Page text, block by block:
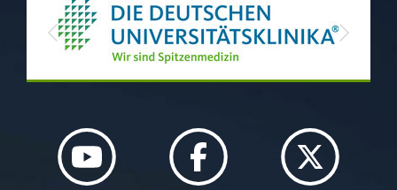
Previous Next